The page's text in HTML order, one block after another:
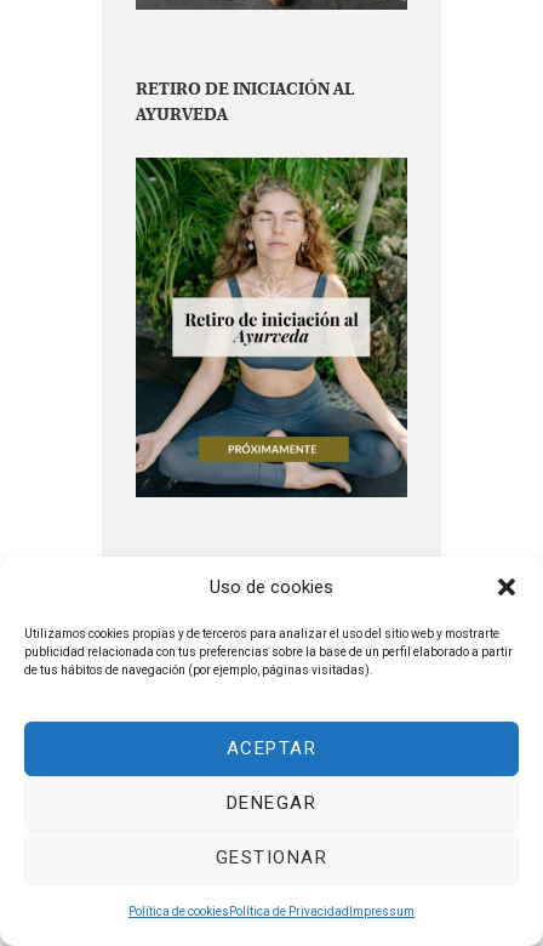
Uso de cookies
Utilizamos cookies propias y de terceros para analizar el uso del sitio web y mostrarte
publicidad relacionada con tus preferencias sobre la base de un perfil elaborado a partir
de tus hábitos de navegación (por ejemplo, páginas visitadas).
ACEPTAR
DENEGAR
GESTIONAR
Política de cookies Política de Privacidad Impressum
RETIRO DE INICIACIÓN AL
AYURVEDA
DIPLOMA INTENSIVO EN INDIA